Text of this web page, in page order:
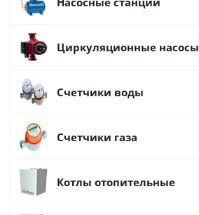
Циркуляционные насосы
Счетчики воды
Счетчики газа
Котлы отопительные